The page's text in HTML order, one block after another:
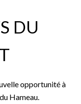
DU
opportunité à
Hameau.